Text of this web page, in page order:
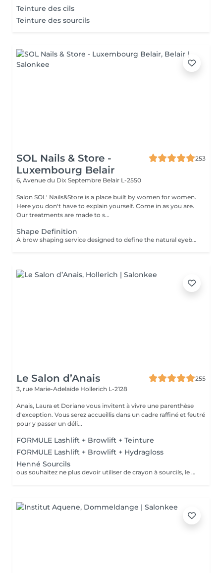
Teinture des cils
Teinture des sourcils
SOL Nails & Store -
Luxembourg Belair
253
6, Avenue du Dix Septembre Belair L-2550
Salon SOL' Nails&Store is a place built by women for women.
Here you don't have to explain yourself. Come in as you are.
Our treatments are made to s...
Shape Definition
A brow shaping service designed to define the natural eyebrow line and create a cleaner, more balanced look. The treatment includes defining the brow shape and removing unwanted hair for a refined result. Result: well-defined eyebrows that frame the face beautifully. Recommended frequency: every 3 to 4 weeks.
Le Salon d’Anais
255
3, rue Marie-Adelaïde Hollerich L-2128
Anais, Laura et Doriane vous invitent à vivre une parenthèse
d'exception. Vous serez accueillis dans un cadre raffiné et feutré
pour y passer un déli...
FORMULE Lashlift + Browlift + Teinture
FORMULE Lashlift + Browlift + Hydragloss
Henné Sourcils
ous souhaitez ne plus devoir utiliser de crayon à sourcils, le henné est ce qu'il vous faut. Il s'agit d'une teinture végétale qui va colorer la peau pendant 2 semaines et teinter les sourcils pendant au moins 6 semaines. Vous obtiendrez ainsi des sourcils parfaitement redessinés de façon plus durable. Le henné peut également être la solution pour raviver un microblading entre deux retouches, ceci vous permettra de tenir un peu plus longtemps avant de refaire le microblading.